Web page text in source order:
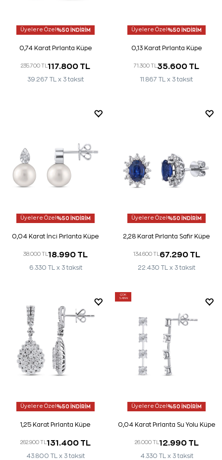
Üyelere Özel %50 İNDİRİM
0,74 Karat Pırlanta Küpe
235.700 TL 117.800 TL
39.267 TL x 3 taksit
Üyelere Özel %50 İNDİRİM
0,13 Karat Pırlanta Küpe
71.300 TL 35.600 TL
11.867 TL x 3 taksit
Üyelere Özel %50 İNDİRİM
0,04 Karat İnci Pırlanta Küpe
38.000 TL 18.990 TL
6.330 TL x 3 taksit
Üyelere Özel %50 İNDİRİM
2,28 Karat Pırlanta Safir Küpe
134.600 TL 67.290 TL
22.430 TL x 3 taksit
Üyelere Özel %50 İNDİRİM
1,25 Karat Pırlanta Küpe
262.900 TL 131.400 TL
43.800 TL x 3 taksit
ÇOK
SATAN
Üyelere Özel %50 İNDİRİM
0,04 Karat Pırlanta Su Yolu Küpe
26.000 TL 12.990 TL
4.330 TL x 3 taksit